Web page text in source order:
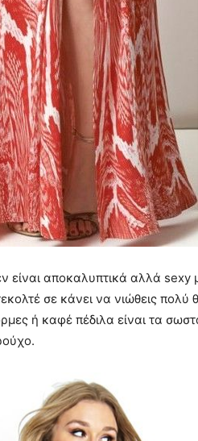
αποκαλυπτικά αλλά sexy
σε κάνει να νιώθεις
ή καφέ πέδιλα είναι τα